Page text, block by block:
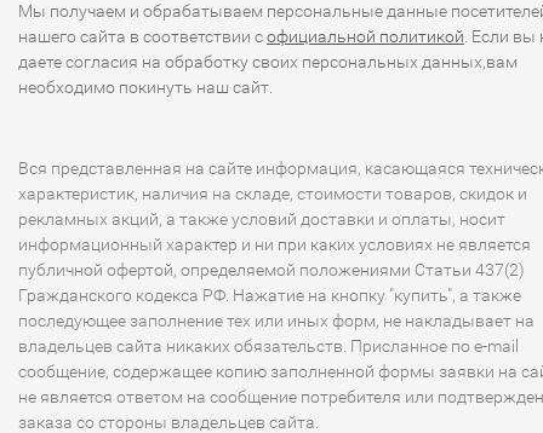
Мы получаем и обрабатываем персональные данные
нашего сайта в соответствии софициальной политикой . Если вы
даете согласия на обработку своих персональных данных,вам
необходимо покинуть наш сайт.
Вся представленная на сайте информация, касающаяся
характеристик, наличия на складе, стоимости товаров, скидок и
рекламных акций, а также условий доставки и оплаты, носит
информационный характер и ни при каких условиях не является
публичной офертой, определяемой положениями Статьи 437(2)
Гражданского кодекса РФ. Нажатие на кнопку "купить", а также
последующее заполнение тех или иных форм, не накладывает на
владельцев сайта никаких обязательств. Присланное по e-mail
сообщение, содержащее копию заполненной формы заявки на
не является ответом на сообщение потребителя или
заказа со стороны владельцев сайта.